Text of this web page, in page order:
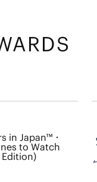
in Japan™・
to Watch
Edition)